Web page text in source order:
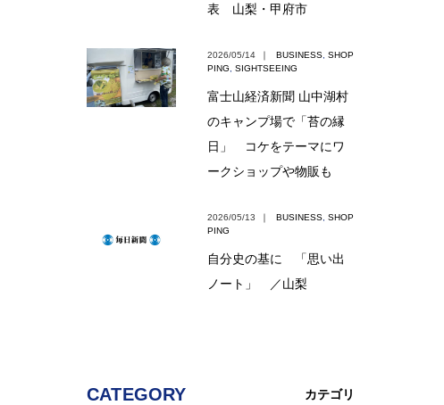
表 山梨・甲府市
2026/05/14 ｜ BUSINESS SHOP
PING
SIGHTSEEING
富士山経済新聞 山中湖村
のキャンプ場で「苔の縁
日」 コケをテーマにワ
ークショップや物販も
2026/05/13 ｜ BUSINESS SHOP
PING
自分史の基に 「思い出
ノート」 ／山梨
CATEGORY カテゴリ